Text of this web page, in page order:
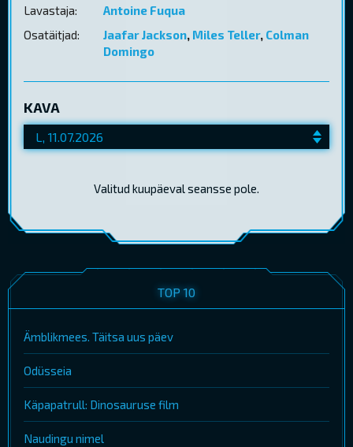
Lavastaja:
Antoine Fuqua
Osatäitjad:
Jaafar Jackson, Miles Teller, Colman
Domingo
KAVA
Valitud kuupäeval seansse pole.
TOP 10
Ämblikmees. Täitsa uus päev
Odüsseia
Käpapatrull: Dinosauruse film
Naudingu nimel